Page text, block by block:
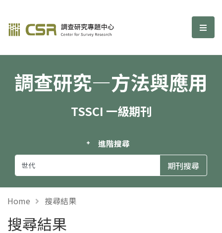
調查研究—方法與應用期刊 選
調查研究—方法與應用
TSSCI 一級期刊
進階搜尋
Home 搜尋結果
搜尋結果